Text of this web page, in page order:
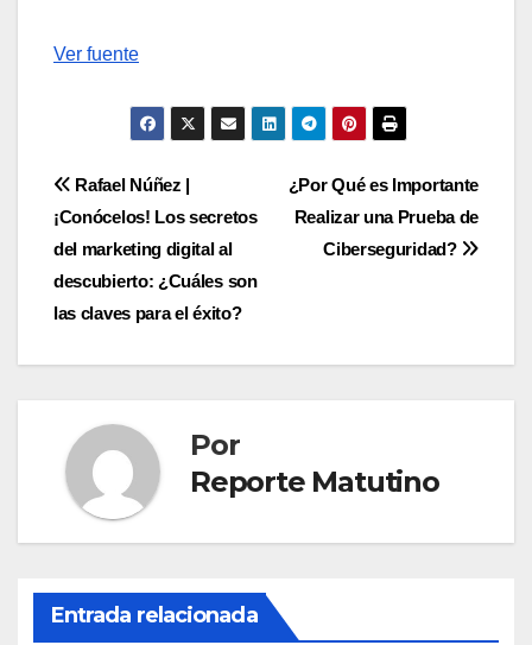
Navegación
entradas
Ver fuente
Navegación
de
entradas
¿Por Qué es Importante
Realizar una Prueba de
Ciberseguridad?
Rafael Núñez |
¡Conócelos! Los secretos
del marketing digital al
descubierto: ¿Cuáles son
las claves para el éxito?
Por
Reporte Matutino
Entrada relacionada